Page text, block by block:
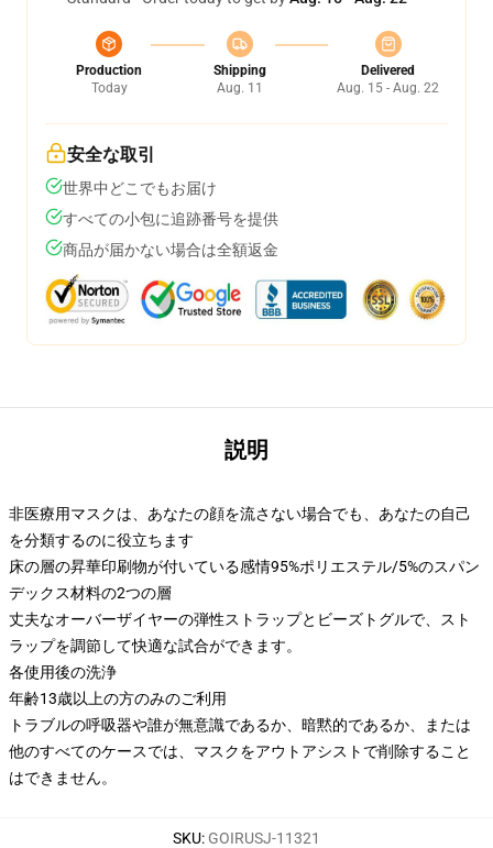
Production
Today
Shipping
Aug. 11
Delivered
Aug. 15 - Aug. 22
安全な取引
世界中どこでもお届け
すべての小包に追跡番号を提供
商品が届かない場合は全額返金
説明
非医療用マスクは、あなたの顔を流さない場合でも、あなたの自己
を分類するのに役立ちます
床の層の昇華印刷物が付いている感情95%ポリエステル/5%のスパン
デックス材料の2つの層
丈夫なオーバーザイヤーの弾性ストラップとビーズトグルで、スト
ラップを調節して快適な試合ができます。
各使用後の洗浄
年齢13歳以上の方のみのご利用
トラブルの呼吸器や誰が無意識であるか、暗黙的であるか、または
他のすべてのケースでは、マスクをアウトアシストで削除すること
はできません。
SKU: GOIRUSJ-11321